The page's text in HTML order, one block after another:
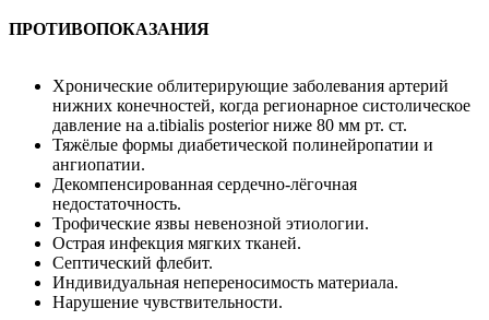
ПРОТИВОПОКАЗАНИЯ
Хронические облитерирующие заболевания артерий
нижних конечностей, когда регионарное систолическое
давление на a.tibialis posterior ниже 80 мм рт. ст.
Тяжёлые формы диабетической полинейропатии и
ангиопатии.
Декомпенсированная сердечно-лёгочная
недостаточность.
Трофические язвы невенозной этиологии.
Острая инфекция мягких тканей.
Септический флебит.
Индивидуальная непереносимость материала.
Нарушение чувствительности.